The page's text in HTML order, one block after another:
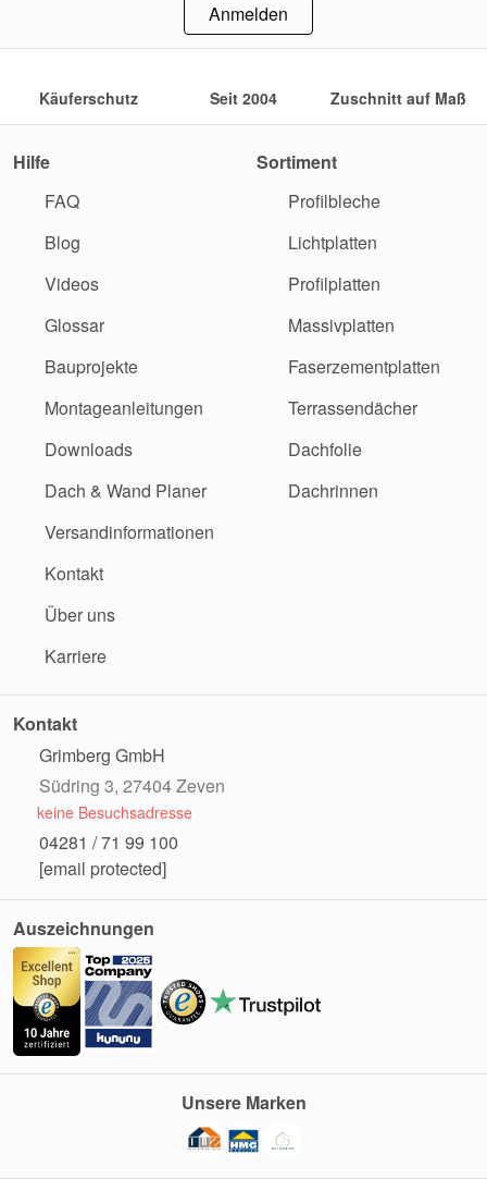
Anmelden
Käuferschutz Seit 2004 Zuschnitt auf Maß
Hilfe
FAQ
Blog
Videos
Glossar
Bauprojekte
Montageanleitungen
Downloads
Dach & Wand Planer
Versandinformationen
Kontakt
Über uns
Karriere
Sortiment
Profilbleche
Lichtplatten
Profilplatten
Massivplatten
Faserzementplatten
Terrassendächer
Dachfolie
Dachrinnen
Kontakt
Grimberg GmbH
Südring 3, 27404 Zeven
keine Besuchsadresse
04281 / 71 99 100
[email protected]
Auszeichnungen
Unsere Marken